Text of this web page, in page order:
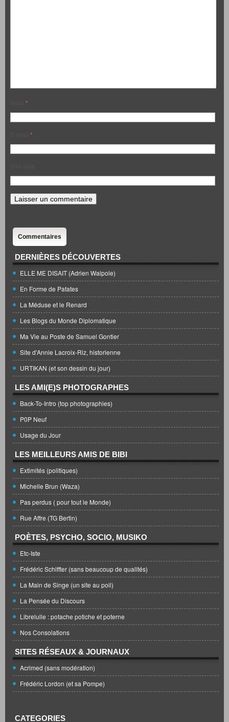
*
*
Commentaires
DERNIÈRES DÉCOUVERTES
ELLE ME DISAIT (Adrien Walpole)
En Forme de Patates
La Méduse et le Renard
Les Blogs du Monde Diplomatique
Ma Vie au Poste de Samuel Gontier
Site d'Annie Lacroix-Riz, historienne
URTIKAN (et son dessin du jour)
LES AMI(E)S PHOTOGRAPHES
Back-To-Intro (top photographies)
P0P Neuf
Usage du Jour
LES MEILLEURS AMIS DE BIBI
Extimités (politiques)
Michelle Brun (Waza)
Pas perdus ( pour tout le Monde)
Rue Affre (TG Bertin)
POÈTES, PSYCHO, SOCIO, MUSIKO
Etc-Iste
Frédéric Schiffter (sans beaucoup de qualités)
La Main de Singe (un site au poil)
La Pensée du Discours
Librelulle : potache potiche et poterne
Nos Consolations
SITES RÉSEAUX & JOURNAUX
Acrimed (sans modération)
Frédéric Lordon (et sa Pompe)
CATEGORIES